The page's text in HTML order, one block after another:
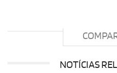
NOTÍCIAS